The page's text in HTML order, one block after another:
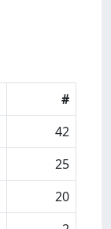
#
42
25
20